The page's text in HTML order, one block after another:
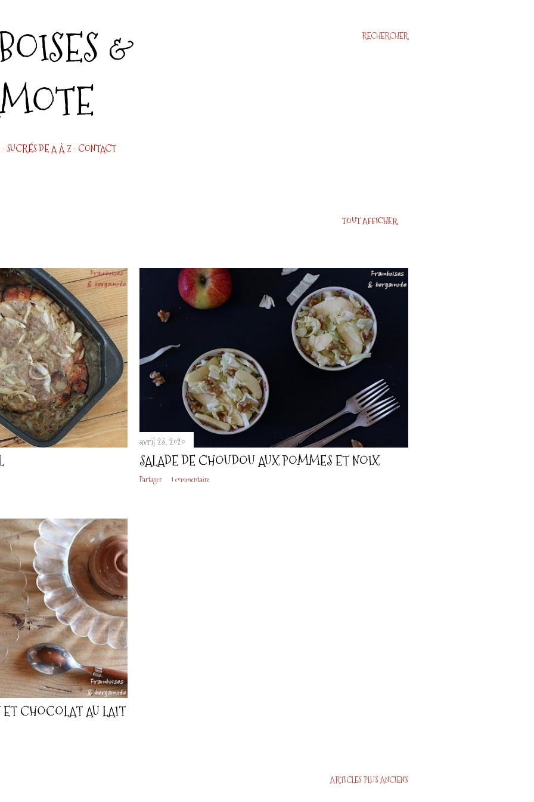
RECHERCHER
&
SUCRÉS DE A À Z CONTACT
TOUT AFFICHER
avril 23, 2020
SALADE DE CHOUDOU AUX POMMES ET NOIX
Partager 1 commentaire
CHOCOLAT AU LAIT
ARTICLES PLUS ANCIENS